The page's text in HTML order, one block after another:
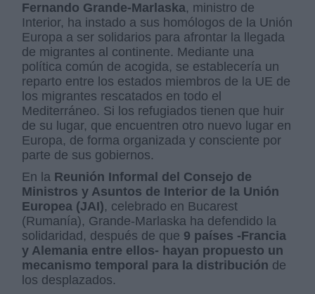
Fernando Grande-Marlaska, ministro de
Interior, ha instado a sus homólogos de la Unión
Europa a ser solidarios para afrontar la llegada
de migrantes al continente. Mediante una
política común de acogida, se establecería un
reparto entre los estados miembros de la UE de
los migrantes rescatados en todo el
Mediterráneo. Si los refugiados tienen que huir
de su lugar, que encuentren otro nuevo lugar en
Europa, de forma organizada y consciente por
parte de sus gobiernos.
En la Reunión Informal del Consejo de
Ministros y Asuntos de Interior de la Unión
Europea (JAI), celebrado en Bucarest
(Rumanía), Grande-Marlaska ha defendido la
solidaridad, después de que 9 países -Francia
y Alemania entre ellos- hayan propuesto un
mecanismo temporal para la distribución de
los desplazados.